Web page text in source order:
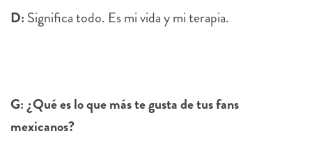
D: Significa todo. Es mi vida y mi terapia.
G: ¿Qué es lo que más te gusta de tus fans
mexicanos?